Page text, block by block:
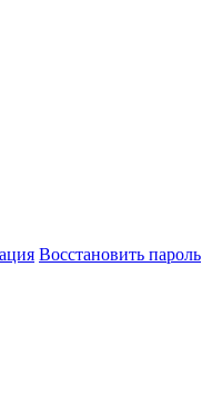
Восстановить пароль